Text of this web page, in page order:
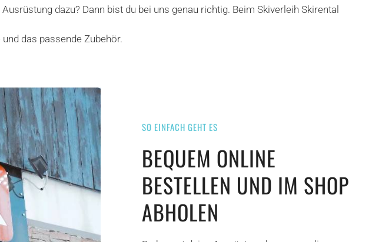
dazu? Dann bist du bei uns genau richtig. Beim Skiverleih Skirental
das passende Zubehör.
SO EINFACH GEHT ES
BEQUEM ONLINE
BESTELLEN UND IM SHOP
ABHOLEN